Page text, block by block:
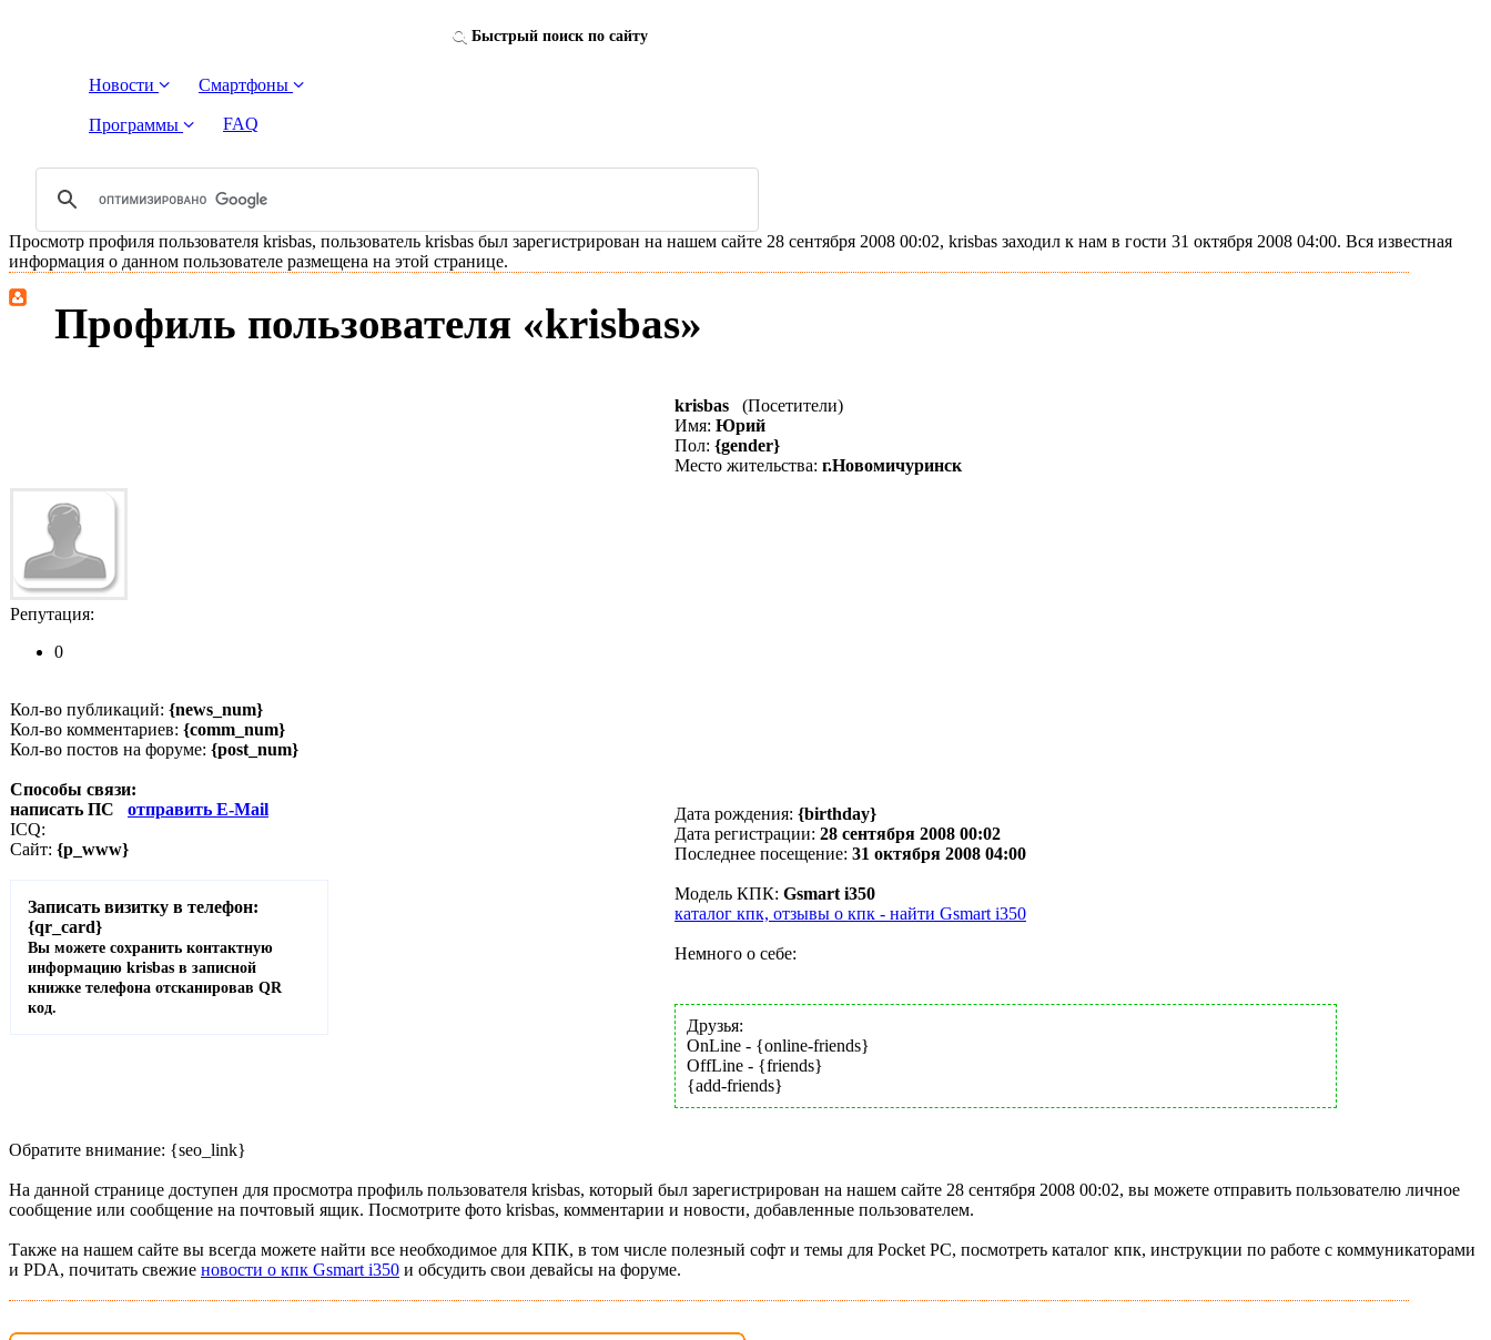
Новости Смартфоны
Программы FAQ
Быстрый поиск по сайту
Просмотр профиля пользователя krisbas, пользователь krisbas был зарегистрирован на нашем сайте 28 сентября 2008 00:02, krisbas заходил к нам в гости 31 октября 2008 04:00. Вся известная
информация о данном пользователе размещена на этой странице.
Профиль пользователя «krisbas»
Репутация:
0
Кол-во публикаций: {news_num}
Кол-во комментариев: {comm_num}
Кол-во постов на форуме: {post_num}
Способы связи:
написать ПС отправить E-Mail
ICQ:
Сайт: {p_www}
Записать визитку в телефон:
{qr_card}
Вы можете сохранить контактную
информацию krisbas в записной
книжке телефона отсканировав QR
код.
krisbas (Посетители)
Имя: Юрий
Пол: {gender}
Место жительства: г.Новомичуринск
Дата рождения: {birthday}
Дата регистрации: 28 сентября 2008 00:02
Последнее посещение: 31 октября 2008 04:00
Модель КПК: Gsmart i350
каталог кпк, отзывы о кпк - найти Gsmart i350
Немного о себе:
Друзья:
OnLine - {online-friends}
OffLine - {friends}
{add-friends}
Обратите внимание: {seo_link}
На данной странице доступен для просмотра профиль пользователя krisbas, который был зарегистрирован на нашем сайте 28 сентября 2008 00:02, вы можете отправить пользователю личное
сообщение или сообщение на почтовый ящик. Посмотрите фото krisbas, комментарии и новости, добавленные пользователем.
Также на нашем сайте вы всегда можете найти все необходимое для КПК, в том числе полезный софт и темы для Pocket PC, посмотреть каталог кпк, инструкции по работе с коммуникаторами
и PDA, почитать свежие новости о кпк Gsmart i350 и обсудить свои девайсы на форуме.